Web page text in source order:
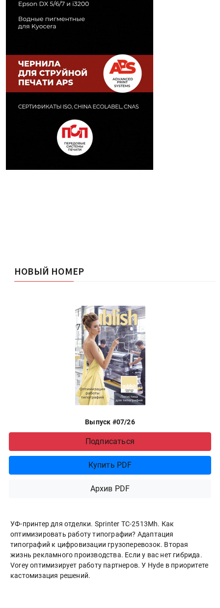
НОВЫЙ НОМЕР
Выпуск #07/26
Подписаться
Купить PDF
Архив PDF
УФ-принтер для отделки. Sprinter ТС-2513Mh. Как
оптимизировать работу типографии? Адаптация
типографий к цифровизации грузоперевозок. Вторая
жизнь рекламного производства. Если у вас нет гибрида.
Vorey оптимизирует работу партнеров. У Hyde в приоритете
кастомизация решений.